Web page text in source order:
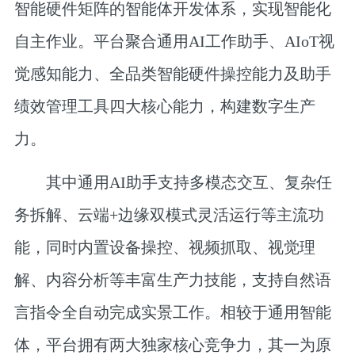
智能硬件矩阵的智能体开发体系，实现智能化
自主作业。平台聚合通用AI工作助手、AIoT视
觉感知能力、全品类智能硬件操控能力及助手
绩效管理工具四大核心能力，构建数字生产
力。
其中通用AI助手支持多模态交互、复杂任
务拆解、云端+边缘双模式灵活运行等主流功
能，同时内置设备操控、视频抓取、视觉理
解、内容分析等丰富生产力技能，支持自然语
言指令全自动完成实景工作。相较于通用智能
体，平台拥有两大独家核心竞争力，其一为原